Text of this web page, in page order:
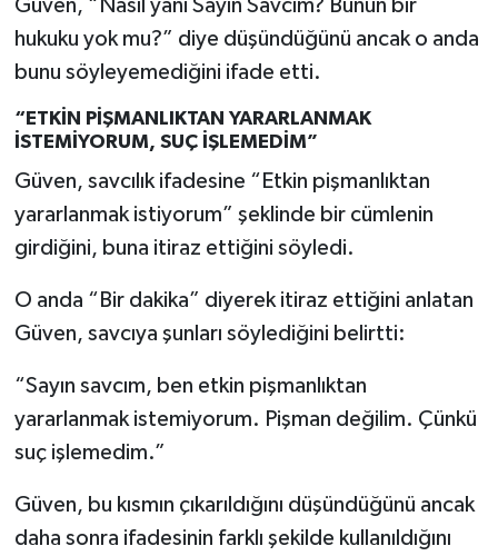
Güven, “Nasıl yani Sayın Savcım? Bunun bir
hukuku yok mu?” diye düşündüğünü ancak o anda
bunu söyleyemediğini ifade etti.
“ETKİN PİŞMANLIKTAN YARARLANMAK
İSTEMİYORUM, SUÇ İŞLEMEDİM”
Güven, savcılık ifadesine “Etkin pişmanlıktan
yararlanmak istiyorum” şeklinde bir cümlenin
girdiğini, buna itiraz ettiğini söyledi.
O anda “Bir dakika” diyerek itiraz ettiğini anlatan
Güven, savcıya şunları söylediğini belirtti:
“Sayın savcım, ben etkin pişmanlıktan
yararlanmak istemiyorum. Pişman değilim. Çünkü
suç işlemedim.”
Güven, bu kısmın çıkarıldığını düşündüğünü ancak
daha sonra ifadesinin farklı şekilde kullanıldığını